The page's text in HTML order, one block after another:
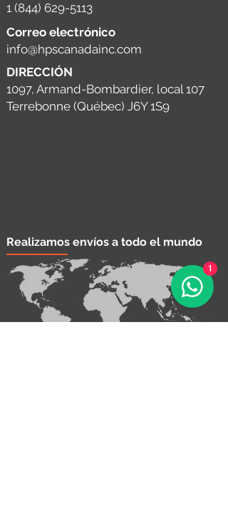
1 (844) 629-5113
Correo electrónico
info@hpscanadainc.com
DIRECCIÓN
1097, Armand-Bombardier, local 107
Terrebonne (Québec) J6Y 1S9
Realizamos envíos a todo el mundo
1